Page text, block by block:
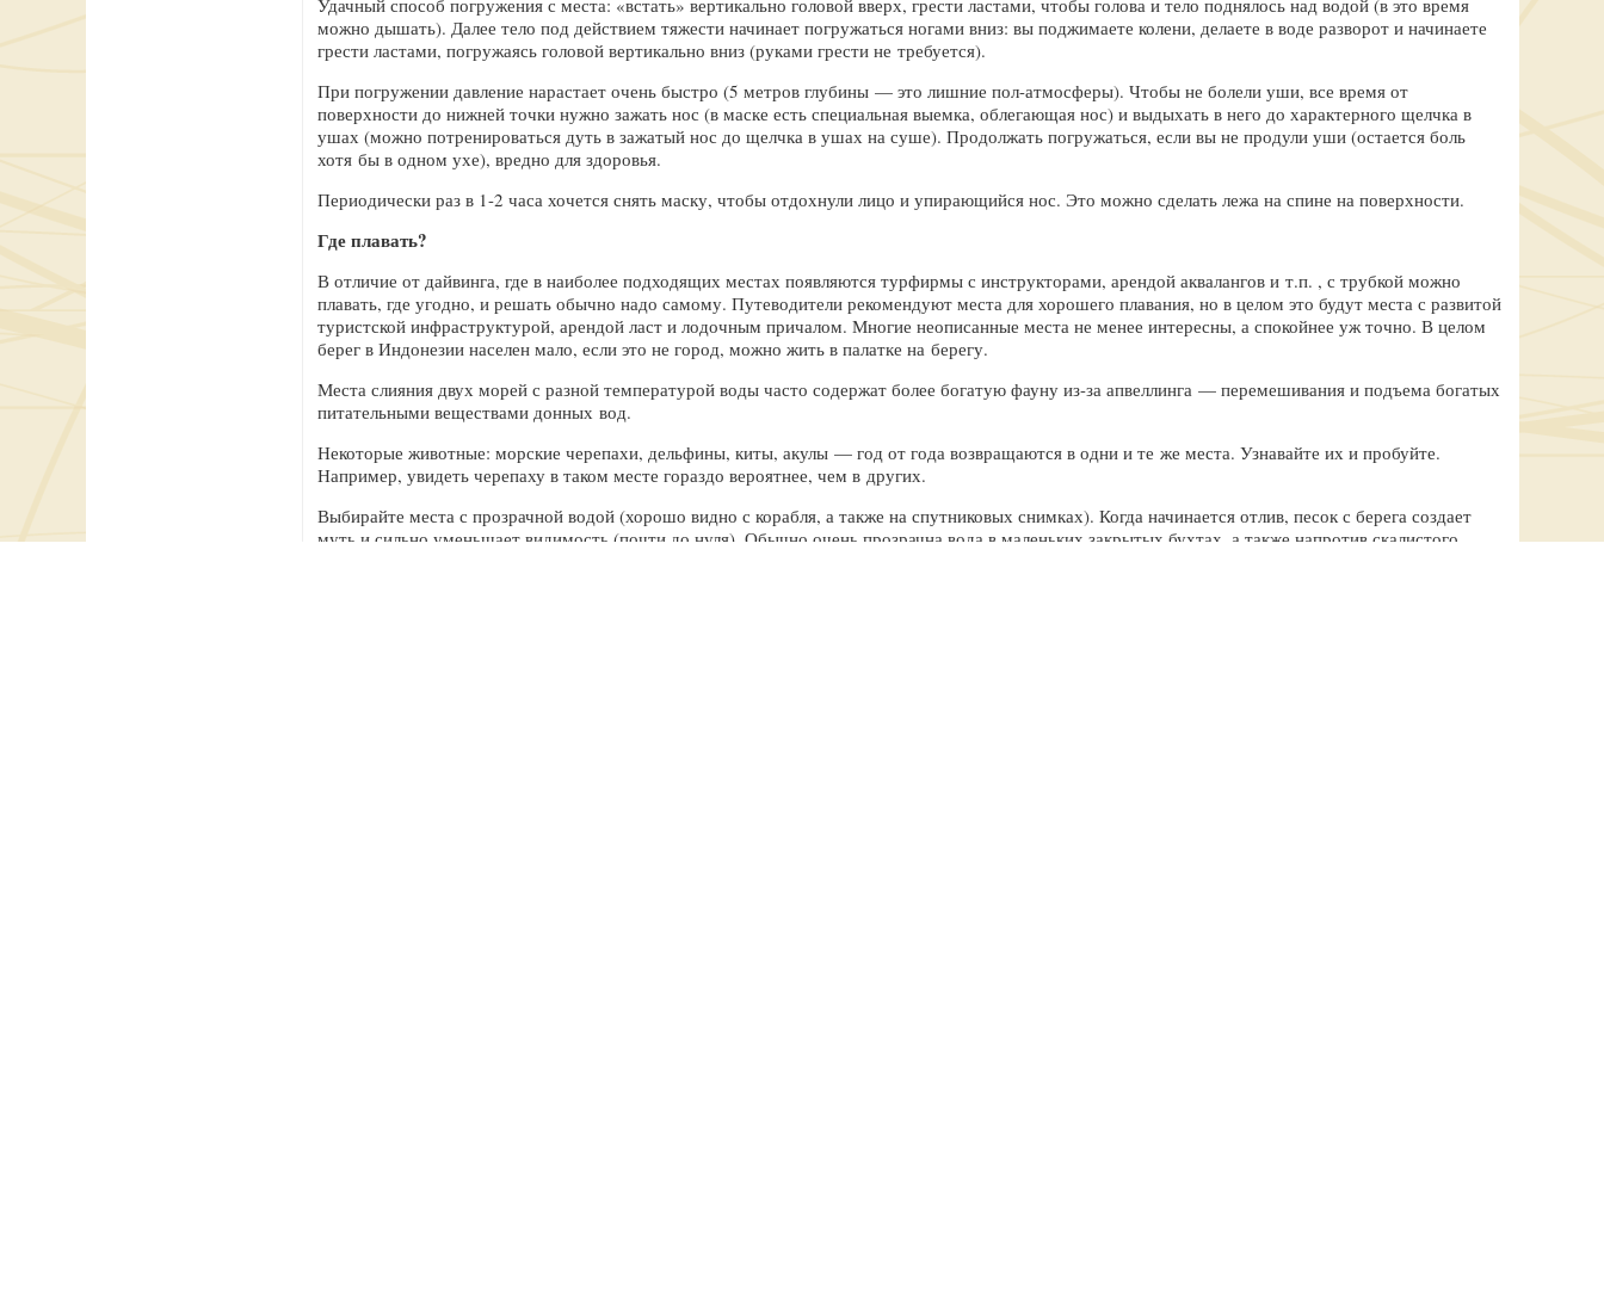
Удачный способ погружения с места: «встать» вертикально головой вверх, грести ластами, чтобы голова и тело поднялось над водой (в это время
можно дышать). Далее тело под действием тяжести начинает погружаться ногами вниз: вы поджимаете колени, делаете в воде разворот и начинаете
грести ластами, погружаясь головой вертикально вниз (руками грести не требуется).
При погружении давление нарастает очень быстро (5 метров глубины — это лишние пол-атмосферы). Чтобы не болели уши, все время от
поверхности до нижней точки нужно зажать нос (в маске есть специальная выемка, облегающая нос) и выдыхать в него до характерного щелчка в
ушах (можно потренироваться дуть в зажатый нос до щелчка в ушах на суше). Продолжать погружаться, если вы не продули уши (остается боль
хотя бы в одном ухе), вредно для здоровья.
Периодически раз в 1-2 часа хочется снять маску, чтобы отдохнули лицо и упирающийся нос. Это можно сделать лежа на спине на поверхности.
Где плавать?
В отличие от дайвинга, где в наиболее подходящих местах появляются турфирмы с инструкторами, арендой аквалангов и т.п. , с трубкой можно
плавать, где угодно, и решать обычно надо самому. Путеводители рекомендуют места для хорошего плавания, но в целом это будут места с развитой
туристской инфраструктурой, арендой ласт и лодочным причалом. Многие неописанные места не менее интересны, а спокойнее уж точно. В целом
берег в Индонезии населен мало, если это не город, можно жить в палатке на берегу.
Места слияния двух морей с разной температурой воды часто содержат более богатую фауну из-за апвеллинга — перемешивания и подъема богатых
питательными веществами донных вод.
Некоторые животные: морские черепахи, дельфины, киты, акулы — год от года возвращаются в одни и те же места. Узнавайте их и пробуйте.
Например, увидеть черепаху в таком месте гораздо вероятнее, чем в других.
Выбирайте места с прозрачной водой (хорошо видно с корабля, а также на спутниковых снимках). Когда начинается отлив, песок с берега создает
муть и сильно уменьшает видимость (почти до нуля). Обычно очень прозрачна вода в маленьких закрытых бухтах, а также напротив скалистого